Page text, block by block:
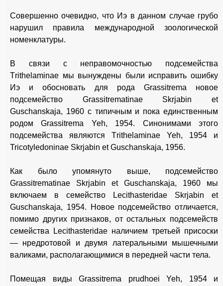
Совершенно очевидно, что Иэ в данном случае грубо
нарушил правила международной зоологической
номенклатуры.
В связи с неправомочностью подсемейства
Тrithelaminae мы вынуждены были исправить ошибку
Иэ и обосновать для рода Grassitrema новое
подсемейство Grassitrematinae Skrjabin et
Guschanskaja, 1960 с типичным и пока единственным
родом Grassitrema Yeh, 1954. Синонимами этого
подсемейства являются Тrithelaminae Yeh, 1954 и
Tricotyledoninae Skrjabin et Guschanskaja, 1956.
Как было упомянуто выше, подсемейство
Grassitrematinae Skrjabin et Guschanskaja, 1960 мы
включаем в семейство Lecithasteridae Skrjabin et
Guschanskaja, 1954. Новое подсемейство отличается,
помимо других признаков, от остальных подсемейств
семейства Lecithasteridae наличием третьей присоски
— нредротовой и двумя латеральными мышечными
валиками, располагающимися в передней части тела.
Помещая виды Grassitrema prudhoei Yeh, 1954 и